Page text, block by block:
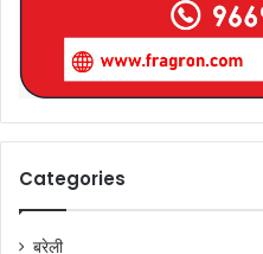
Categories
बरेली